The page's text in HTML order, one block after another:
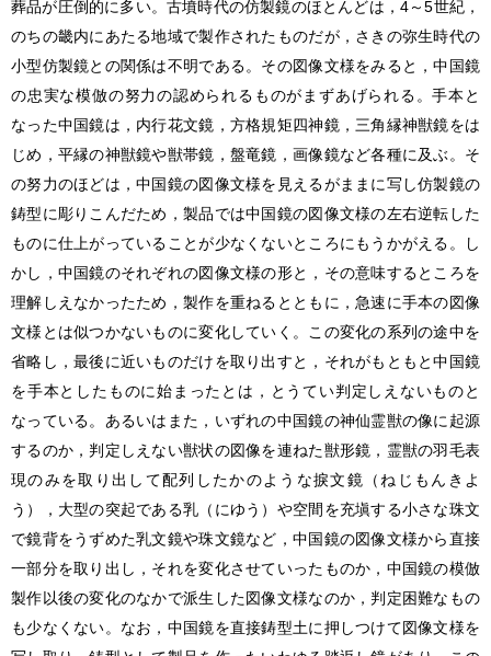
葬品が圧倒的に多い。古墳時代の仿製鏡のほとんどは，4～5世紀，
のちの畿内にあたる地域で製作されたものだが，さきの弥生時代の
小型仿製鏡との関係は不明である。その図像文様をみると，中国鏡
の忠実な模倣の努力の認められるものがまずあげられる。手本と
なった中国鏡は，内行花文鏡，方格規矩四神鏡，三角縁神獣鏡をは
じめ，平縁の神獣鏡や獣帯鏡，盤竜鏡，画像鏡など各種に及ぶ。そ
の努力のほどは，中国鏡の図像文様を見えるがままに写し仿製鏡の
鋳型に彫りこんだため，製品では中国鏡の図像文様の左右逆転した
ものに仕上がっていることが少なくないところにもうかがえる。し
かし，中国鏡のそれぞれの図像文様の形と，その意味するところを
理解しえなかったため，製作を重ねるとともに，急速に手本の図像
文様とは似つかないものに変化していく。この変化の系列の途中を
省略し，最後に近いものだけを取り出すと，それがもともと中国鏡
を手本としたものに始まったとは，とうてい判定しえないものと
なっている。あるいはまた，いずれの中国鏡の神仙霊獣の像に起源
するのか，判定しえない獣状の図像を連ねた獣形鏡，霊獣の羽毛表
現のみを取り出して配列したかのような捩文鏡（ねじもんきよ
う），大型の突起である乳（にゆう）や空間を充塡する小さな珠文
で鏡背をうずめた乳文鏡や珠文鏡など，中国鏡の図像文様から直接
一部分を取り出し，それを変化させていったものか，中国鏡の模倣
製作以後の変化のなかで派生した図像文様なのか，判定困難なもの
も少なくない。なお，中国鏡を直接鋳型土に押しつけて図像文様を